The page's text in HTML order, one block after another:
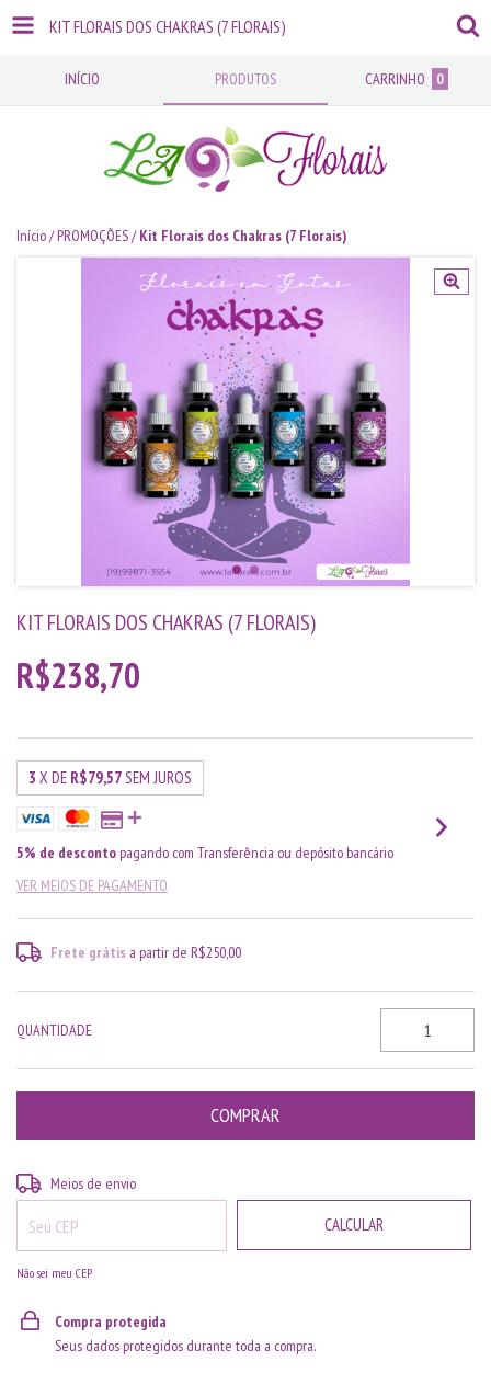
KIT FLORAIS DOS CHAKRAS (7 FLORAIS)
INÍCIO PRODUTOS CARRINHO 0
Início/ PROMOÇÕES/ Kit Florais dos Chakras (7 Florais)
KIT FLORAIS DOS CHAKRAS (7 FLORAIS)
R$238,70
3 X DE R$79,57SEM JUROS
5% de desconto pagando com Transferência ou depósito bancário
VER MEIOS DE PAGAMENTO
Frete grátis a partir de R$250,00
QUANTIDADE
Entregas para o CEP:
Meios de envio
CALCULAR
Não sei meu CEP
Compra protegida
Seus dados protegidos durante toda a compra.